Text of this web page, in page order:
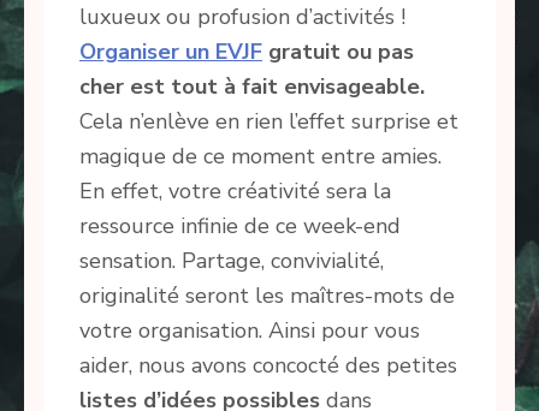
luxueux ou profusion d’activités !
Organiser un EVJF gratuit ou pas
cher est tout à fait envisageable.
Cela n’enlève en rien l’effet surprise et
magique de ce moment entre amies.
En effet, votre créativité sera la
ressource infinie de ce week-end
sensation. Partage, convivialité,
originalité seront les maîtres-mots de
votre organisation. Ainsi pour vous
aider, nous avons concocté des petites
listes d’idées possibles dans